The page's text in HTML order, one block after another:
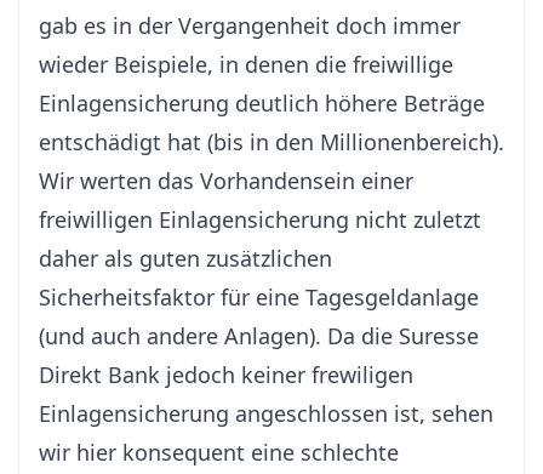
gab es in der Vergangenheit doch immer
wieder Beispiele, in denen die freiwillige
Einlagensicherung deutlich höhere Beträge
entschädigt hat (bis in den Millionenbereich).
Wir werten das Vorhandensein einer
freiwilligen Einlagensicherung nicht zuletzt
daher als guten zusätzlichen
Sicherheitsfaktor für eine Tagesgeldanlage
(und auch andere Anlagen). Da die Suresse
Direkt Bank jedoch keiner frewiligen
Einlagensicherung angeschlossen ist, sehen
wir hier konsequent eine schlechte